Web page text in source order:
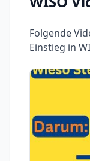
Folgende
Einstieg in